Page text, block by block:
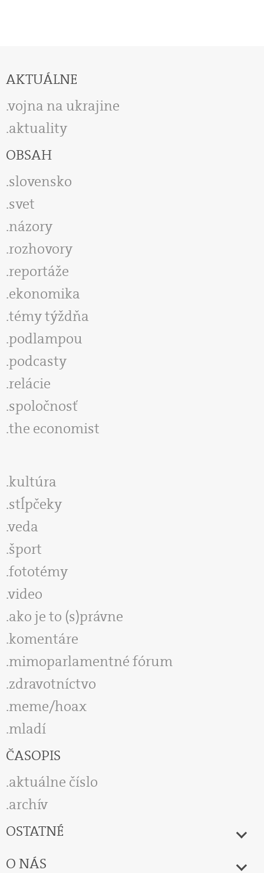
AKTUÁLNE
vojna na ukrajine
aktuality
OBSAH
slovensko
svet
názory
rozhovory
reportáže
ekonomika
témy týždňa
podlampou
podcasty
relácie
spoločnosť
the economist
kultúra
stĺpčeky
veda
šport
fototémy
video
ako je to (s)právne
komentáre
mimoparlamentné fórum
zdravotníctvo
meme/hoax
mladí
ČASOPIS
aktuálne číslo
archív
OSTATNÉ
O NÁS